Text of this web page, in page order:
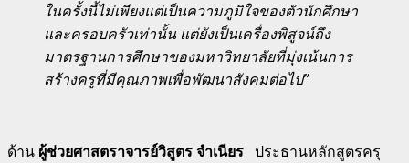
ในครั้งนี้ไม่เพียงแต่เป็นความภูมิใจของตัวนักศึกษา
และครอบครัวเท่านั้น แต่ยังเป็นเครื่องพิสูจน์ถึง
มาตรฐานการศึกษาของมหาวิทยาลัยที่มุ่งเน้นการ
สร้างครูที่มีคุณภาพเพื่อพัฒนาสังคมต่อไป”
ด้าน ผู้ช่วยศาสตราจารย์วิสูตร จำเนียร ประธานหลักสูตรครุ